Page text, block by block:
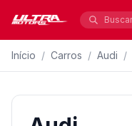
Início / Carros / Audi /